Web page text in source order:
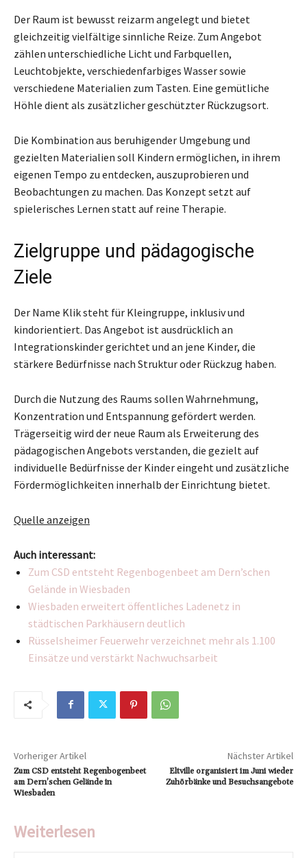
Der Raum ist bewusst reizarm angelegt und bietet
gleichzeitig vielfältige sinnliche Reize. Zum Angebot
zählen unterschiedliche Licht und Farbquellen,
Leuchtobjekte, verschiedenfarbiges Wasser sowie
verschiedene Materialien zum Tasten. Eine gemütliche
Höhle dient als zusätzlicher geschützter Rückzugsort.
Die Kombination aus beruhigender Umgebung und
gezielten Materialien soll Kindern ermöglichen, in ihrem
eigenen Tempo zu entdecken, auszuprobieren und
Beobachtungen zu machen. Das Konzept setzt auf
spielerisches Lernen statt auf reine Therapie.
Zielgruppe und pädagogische
Ziele
Der Name Klik steht für Kleingruppe, inklusiv und
kindorientiert. Das Angebot ist ausdrücklich an
Integrationskinder gerichtet und an jene Kinder, die
stärkere Bedürfnisse nach Struktur oder Rückzug haben.
Durch die Nutzung des Raums sollen Wahrnehmung,
Konzentration und Entspannung gefördert werden.
Trägerseitig wird der neue Raum als Erweiterung des
pädagogischen Angebots verstanden, die gezielt auf
individuelle Bedürfnisse der Kinder eingeht und zusätzliche
Fördermöglichkeiten innerhalb der Einrichtung bietet.
Quelle anzeigen
Auch interessant:
Zum CSD entsteht Regenbogenbeet am Dern’schen
Gelände in Wiesbaden
Wiesbaden erweitert öffentliches Ladenetz in
städtischen Parkhäusern deutlich
Rüsselsheimer Feuerwehr verzeichnet mehr als 1.100
Einsätze und verstärkt Nachwuchsarbeit
Vorheriger Artikel
Zum CSD entsteht Regenbogenbeet
am Dern’schen Gelände in
Wiesbaden
Nächster Artikel
Eltville organisiert im Juni wieder
Zuhörbänke und Besuchsangebote
Weiterlesen